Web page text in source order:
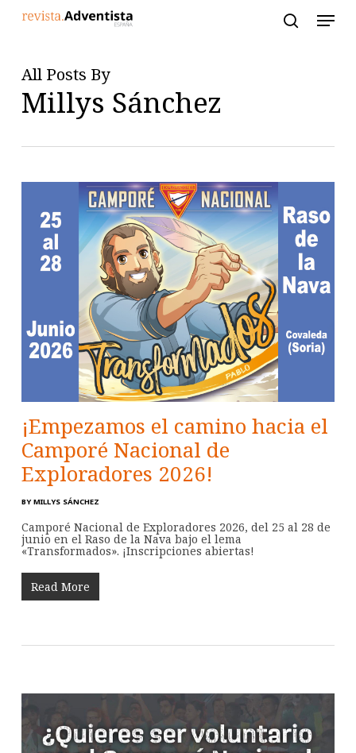
contentAll Posts By
Millys Sánchez
¡Empezamos el camino hacia el
Camporé Nacional de
Exploradores 2026!
BY MILLYS SÁNCHEZ
Camporé Nacional de Exploradores 2026, del 25 al 28 de
junio en el Raso de la Nava bajo el lema
«Transformados». ¡Inscripciones abiertas!
Read More